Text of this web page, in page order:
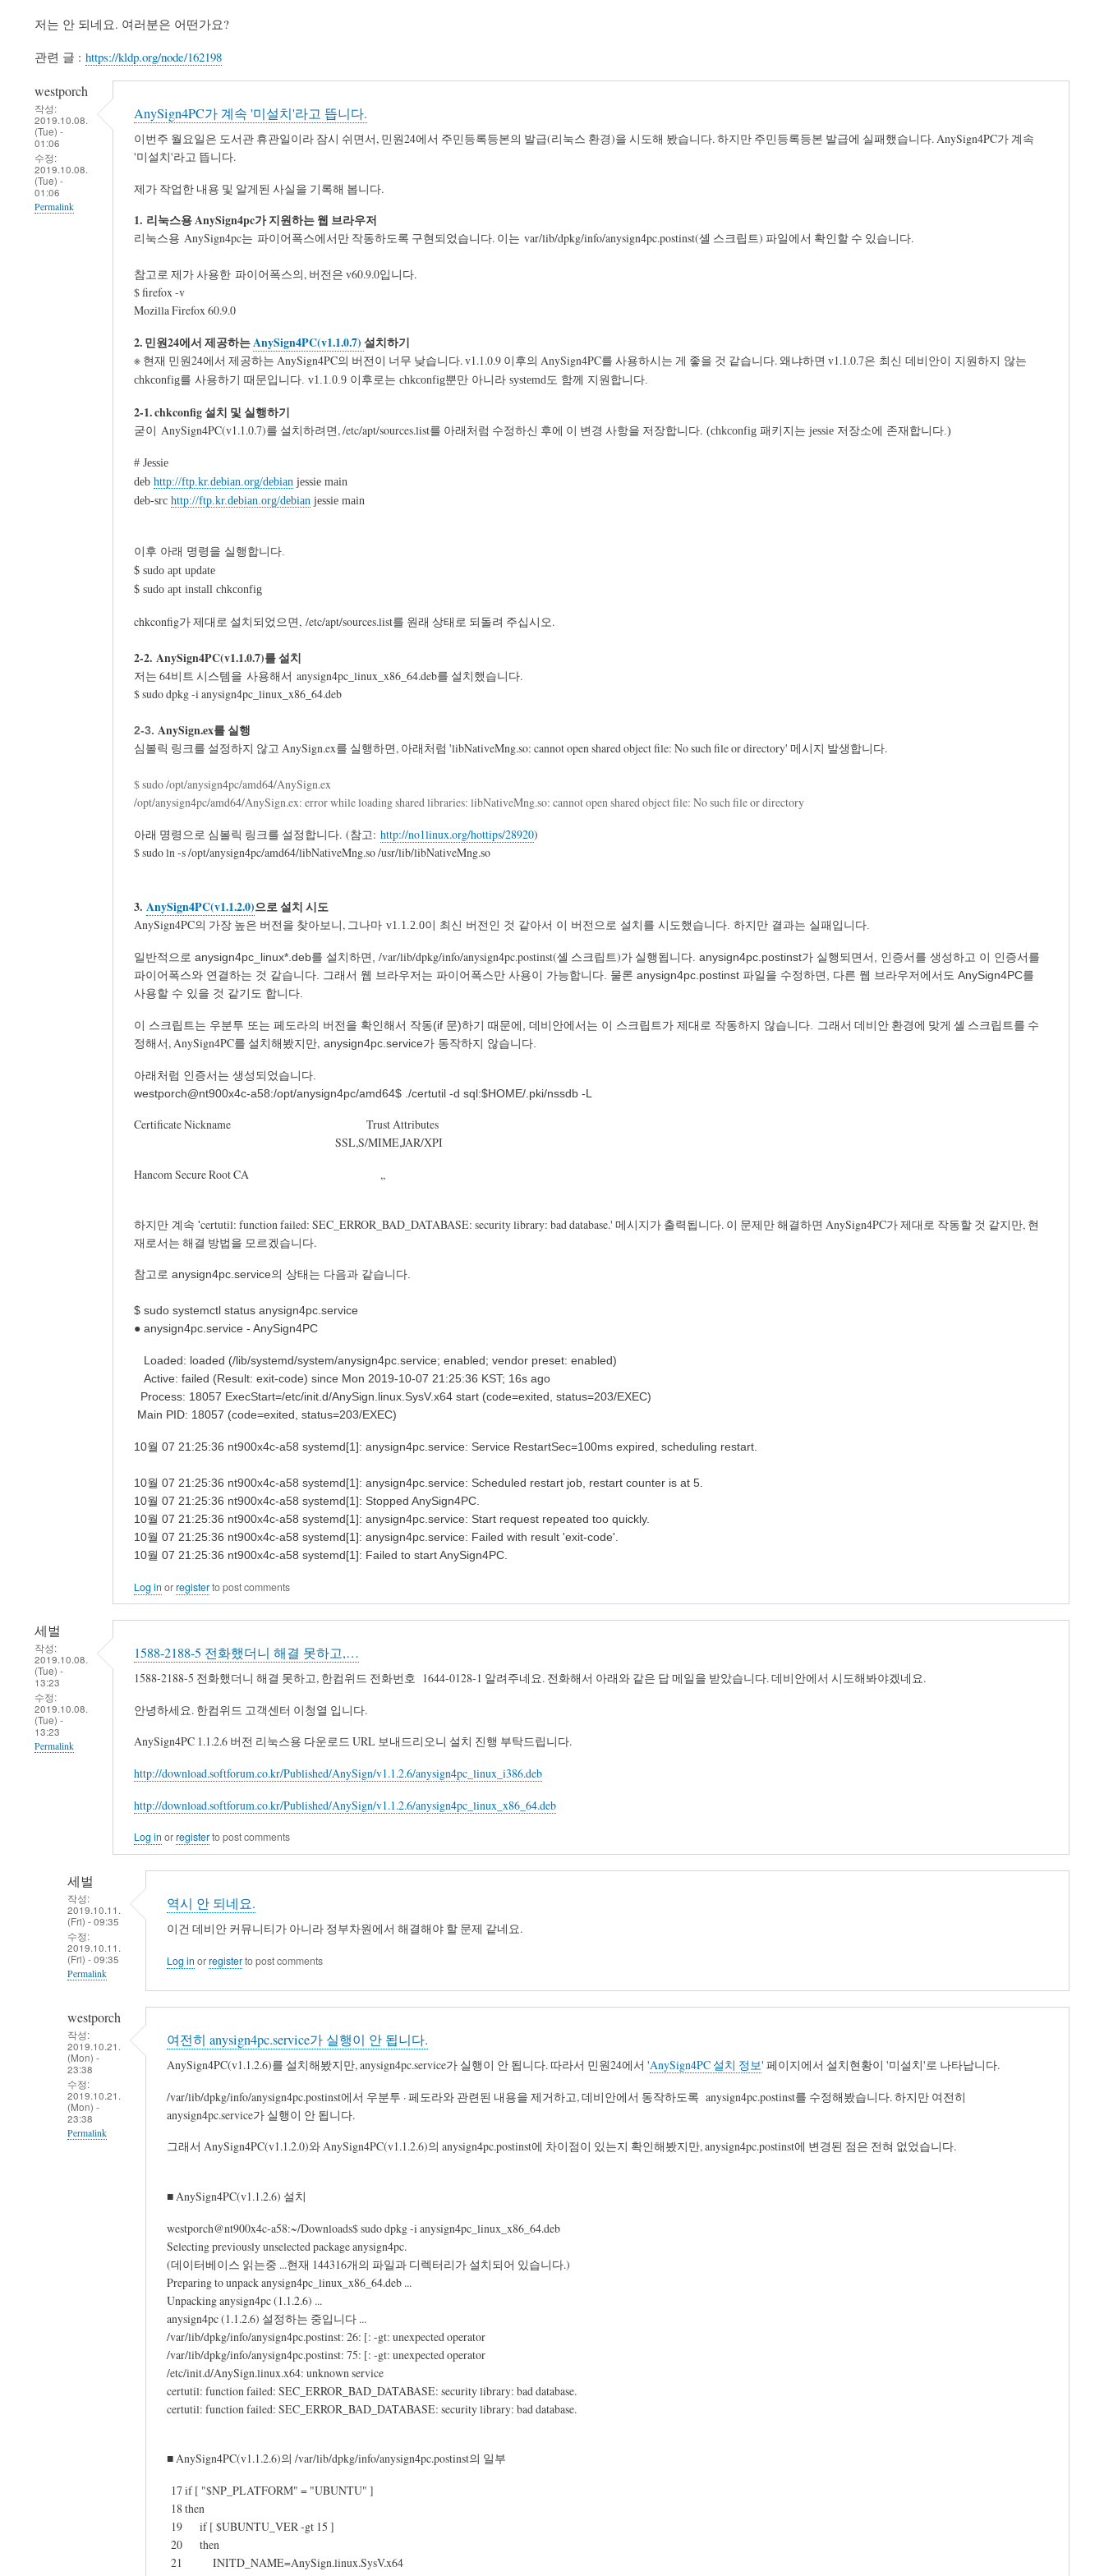
저는 안 되네요. 여러분은 어떤가요?
관련 글 : https://kldp.org/node/162198
westporch
작성:
2019.10.08.
(Tue) -
01:06
수정:
2019.10.08.
(Tue) -
01:06
Permalink
AnySign4PC가 계속 '미설치'라고 뜹니다.
이번주 월요일은 도서관 휴관일이라 잠시 쉬면서, 민원24에서 주민등록등본의 발급(리눅스 환경)을 시도해 봤습니다. 하지만 주민등록등본 발급에 실패했습니다. AnySign4PC가 계속
'미설치'라고 뜹니다.
제가 작업한 내용 및 알게된 사실을 기록해 봅니다.
1. 리눅스용 AnySign4pc가 지원하는 웹 브라우저
리눅스용 AnySign4pc는 파이어폭스에서만 작동하도록 구현되었습니다. 이는 var/lib/dpkg/info/anysign4pc.postinst(셸 스크립트) 파일에서 확인할 수 있습니다.
참고로 제가 사용한 파이어폭스의, 버전은 v60.9.0입니다.
$ firefox -v
Mozilla Firefox 60.9.0
2. 민원24에서 제공하는AnySign4PC(v1.1.0.7)설치하기
※ 현재 민원24에서 제공하는 AnySign4PC의 버전이 너무 낮습니다. v1.1.0.9 이후의 AnySign4PC를 사용하시는 게 좋을 것 같습니다. 왜냐하면 v1.1.0.7은 최신 데비안이 지원하지 않는
chkconfig를 사용하기 때문입니다. v1.1.0.9 이후로는 chkconfig뿐만 아니라 systemd도 함께 지원합니다.
2-1. chkconfig 설치 및 실행하기
굳이 AnySign4PC(v1.1.0.7)를 설치하려면, /etc/apt/sources.list를 아래처럼 수정하신 후에 이 변경 사항을 저장합니다. (chkconfig 패키지는 jessie 저장소에 존재합니다.)
# Jessie
deb http://ftp.kr.debian.org/debian jessie main
deb-src http://ftp.kr.debian.org/debian jessie main
이후 아래 명령을 실행합니다.
$ sudo apt update
$ sudo apt install chkconfig
chkconfig가 제대로 설치되었으면, /etc/apt/sources.list를 원래 상태로 되돌려 주십시오.
2-2. AnySign4PC(v1.1.0.7)를 설치
저는 64비트 시스템을 사용해서 anysign4pc_linux_x86_64.deb를 설치했습니다.
$ sudo dpkg -i anysign4pc_linux_x86_64.deb
2-3. AnySign.ex를 실행
심볼릭 링크를 설정하지 않고 AnySign.ex를 실행하면, 아래처럼 'libNativeMng.so: cannot open shared object file: No such file or directory' 메시지 발생합니다.
$ sudo /opt/anysign4pc/amd64/AnySign.ex
/opt/anysign4pc/amd64/AnySign.ex: error while loading shared libraries: libNativeMng.so: cannot open shared object file: No such file or directory
아래 명령으로 심볼릭 링크를 설정합니다. (참고: http://no1linux.org/hottips/28920)
$ sudo ln -s /opt/anysign4pc/amd64/libNativeMng.so /usr/lib/libNativeMng.so
3. AnySign4PC(v1.1.2.0)으로 설치 시도
AnySign4PC의 가장 높은 버전을 찾아보니, 그나마 v1.1.2.0이 최신 버전인 것 같아서 이 버전으로 설치를 시도했습니다. 하지만 결과는 실패입니다.
일반적으로 anysign4pc_linux*.deb를 설치하면, /var/lib/dpkg/info/anysign4pc.postinst(셸 스크립트)가 실행됩니다. anysign4pc.postinst가 실행되면서, 인증서를 생성하고 이 인증서를
파이어폭스와 연결하는 것 같습니다. 그래서 웹 브라우저는 파이어폭스만 사용이 가능합니다. 물론 anysign4pc.postinst 파일을 수정하면, 다른 웹 브라우저에서도 AnySign4PC를
사용할 수 있을 것 같기도 합니다.
이 스크립트는 우분투 또는 페도라의 버전을 확인해서 작동(if 문)하기 때문에, 데비안에서는 이 스크립트가 제대로 작동하지 않습니다.
그래서 데비안 환경에 맞게 셸 스크립트를 수
정해서, AnySign4PC를 설치해봤지만, anysign4pc.service가 동작하지 않습니다.
아래처럼 인증서는 생성되었습니다.
westporch@nt900x4c-a58:/opt/anysign4pc/amd64$ ./certutil -d sql:$HOME/.pki/nssdb -L
Certificate Nickname Trust Attributes
SSL,S/MIME,JAR/XPI
Hancom Secure Root CA ,,
하지만 계속 'certutil: function failed: SEC_ERROR_BAD_DATABASE: security library: bad database.' 메시지가 출력됩니다. 이 문제만 해결하면 AnySign4PC가 제대로 작동할 것 같지만, 현
재로서는 해결 방법을 모르겠습니다.
참고로 anysign4pc.service의 상태는 다음과 같습니다.
$ sudo systemctl status anysign4pc.service
● anysign4pc.service - AnySign4PC
Loaded: loaded (/lib/systemd/system/anysign4pc.service; enabled; vendor preset: enabled)
Active: failed (Result: exit-code) since Mon 2019-10-07 21:25:36 KST; 16s ago
Process: 18057 ExecStart=/etc/init.d/AnySign.linux.SysV.x64 start (code=exited, status=203/EXEC)
Main PID: 18057 (code=exited, status=203/EXEC)
10월 07 21:25:36 nt900x4c-a58 systemd[1]: anysign4pc.service: Service RestartSec=100ms expired, scheduling restart.
10월 07 21:25:36 nt900x4c-a58 systemd[1]: anysign4pc.service: Scheduled restart job, restart counter is at 5.
10월 07 21:25:36 nt900x4c-a58 systemd[1]: Stopped AnySign4PC.
10월 07 21:25:36 nt900x4c-a58 systemd[1]: anysign4pc.service: Start request repeated too quickly.
10월 07 21:25:36 nt900x4c-a58 systemd[1]: anysign4pc.service: Failed with result 'exit-code'.
10월 07 21:25:36 nt900x4c-a58 systemd[1]: Failed to start AnySign4PC.
Log in orregisterto post comments
세벌
작성:
2019.10.08.
(Tue) -
13:23
수정:
2019.10.08.
(Tue) -
13:23
Permalink
1588-2188-5 전화했더니 해결 못하고,…
1588-2188-5 전화했더니 해결 못하고, 한컴위드 전화번호 1644-0128-1 알려주네요. 전화해서 아래와 같은 답 메일을 받았습니다. 데비안에서 시도해봐야겠네요.
안녕하세요. 한컴위드 고객센터 이청열 입니다.
AnySign4PC 1.1.2.6 버전 리눅스용 다운로드 URL 보내드리오니 설치 진행 부탁드립니다.
http://download.softforum.co.kr/Published/AnySign/v1.1.2.6/anysign4pc_linux_i386.deb
http://download.softforum.co.kr/Published/AnySign/v1.1.2.6/anysign4pc_linux_x86_64.deb
Log in orregisterto post comments
세벌
작성:
2019.10.11.
(Fri) - 09:35
수정:
2019.10.11.
(Fri) - 09:35
Permalink
reply
to
1588-
2188-
5
전
화
역시 안 되네요.
이건 데비안 커뮤니티가 아니라 정부차원에서 해결해야 할 문제 같네요.
Log in orregisterto post comments
westporch
작성:
2019.10.21.
(Mon) -
23:38
수정:
2019.10.21.
(Mon) -
23:38
Permalink
여전히 anysign4pc.service가 실행이 안 됩니다.
AnySign4PC(v1.1.2.6)를 설치해봤지만, anysign4pc.service가 실행이 안 됩니다. 따라서 민원24에서 'AnySign4PC 설치 정보' 페이지에서 설치현황이 '미설치'로 나타납니다.
/var/lib/dpkg/info/anysign4pc.postinst에서 우분투 · 페도라와 관련된 내용을 제거하고, 데비안에서 동작하도록 anysign4pc.postinst를 수정해봤습니다. 하지만 여전히
anysign4pc.service가 실행이 안 됩니다.
그래서 AnySign4PC(v1.1.2.0)와 AnySign4PC(v1.1.2.6)의 anysign4pc.postinst에 차이점이 있는지 확인해봤지만, anysign4pc.postinst에 변경된 점은 전혀 없었습니다.
■ AnySign4PC(v1.1.2.6) 설치
westporch@nt900x4c-a58:~/Downloads$ sudo dpkg -i anysign4pc_linux_x86_64.deb
Selecting previously unselected package anysign4pc.
(데이터베이스 읽는중 ...현재 144316개의 파일과 디렉터리가 설치되어 있습니다.)
Preparing to unpack anysign4pc_linux_x86_64.deb ...
Unpacking anysign4pc (1.1.2.6) ...
anysign4pc (1.1.2.6) 설정하는 중입니다 ...
/var/lib/dpkg/info/anysign4pc.postinst: 26: [: -gt: unexpected operator
/var/lib/dpkg/info/anysign4pc.postinst: 75: [: -gt: unexpected operator
/etc/init.d/AnySign.linux.x64: unknown service
certutil: function failed: SEC_ERROR_BAD_DATABASE: security library: bad database.
certutil: function failed: SEC_ERROR_BAD_DATABASE: security library: bad database.
■ AnySign4PC(v1.1.2.6)의 /var/lib/dpkg/info/anysign4pc.postinst의 일부
17 if [ "$NP_PLATFORM" = "UBUNTU" ]
18 then
19 if [ $UBUNTU_VER -gt 15 ]
20 then
21 INITD_NAME=AnySign.linux.SysV.x64